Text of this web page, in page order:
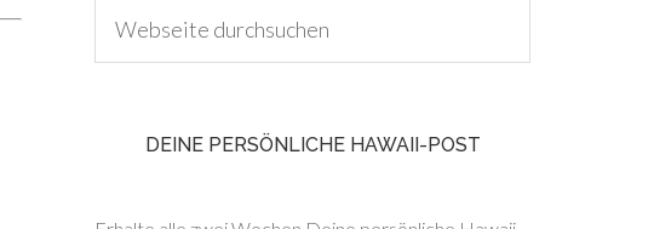
DEINE PERSÖNLICHE HAWAII-POST